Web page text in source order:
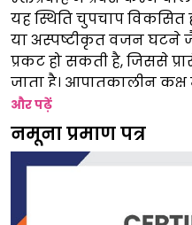
यह स्थिति चुपचाप
या अस्पष्टीकृत वजन घटने
प्रकट हो सकती है, जिससे
जाता है। आपातकालीन
है, क्योंकि अनुपचारित
स्ट्रोक जैसी गंभीर
जागरूकता और शीघ्र
प्रदाता इसके संभावित
और पढ़ें
नमूना प्रमाण पत्र